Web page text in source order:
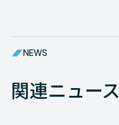
NEWS
関連ニュース